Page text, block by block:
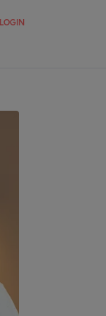
LOGIN